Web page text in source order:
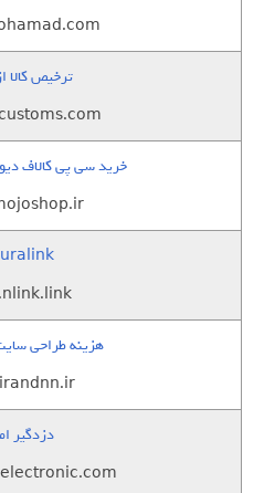
ترخیص کالا
خرید سی پی کالاف
هزینه طراحی
دزدگیر